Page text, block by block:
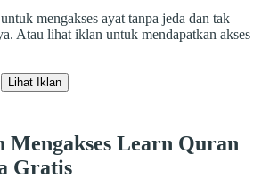
mengakses ayat tanpa jeda dan tak
Atau lihat iklan untuk mendapatkan akses
Lihat Iklan
Mengakses Learn Quran
Gratis